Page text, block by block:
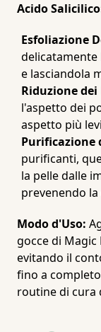
Acido
Esfoliazione
e lasciandola
Riduzione dei
l'aspetto dei
aspetto più
Purificazione
purificanti,
la pelle dalle
prevenendo
Modo d'Uso:
gocce di
evitando il
fino a
routine di cura